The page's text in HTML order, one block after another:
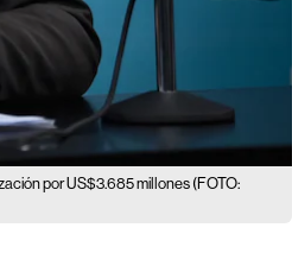
por US$3.685 millones (FOTO: